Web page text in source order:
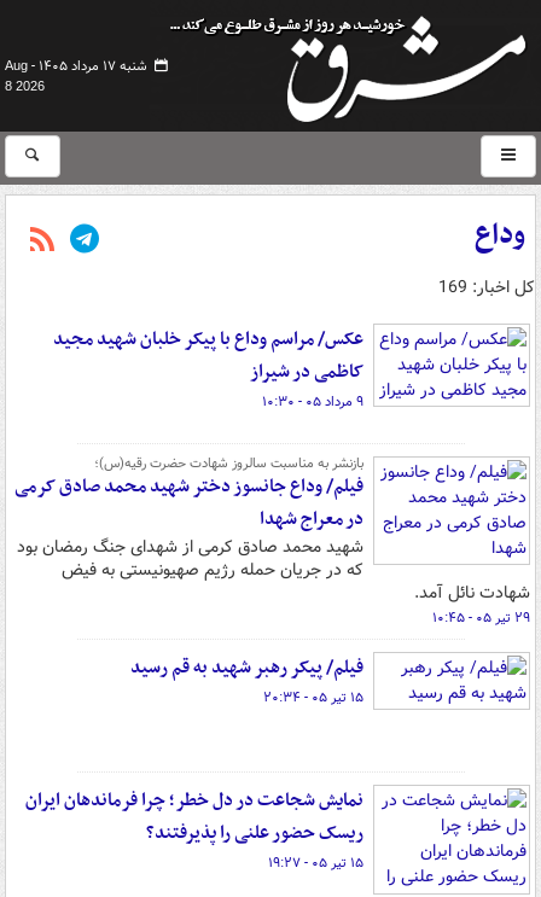
شنبه ۱۷ مرداد ۱۴۰۵ -
Aug
8 2026
وداع
کل اخبار: 169
عکس/ مراسم وداع با پیکر خلبان شهید مجید
کاظمی در شیراز
۹ مرداد ۰۵ - ۱۰:۳۰
بازنشر به مناسبت سالروز شهادت حضرت رقیه(س)؛
فیلم/ وداع جانسوز دختر شهید محمد صادق کرمی
در معراج شهدا
شهید محمد صادق کرمی از شهدای جنگ رمضان بود
که در جریان حمله رژیم صهیونیستی به فیض
شهادت نائل آمد.
۲۹ تیر ۰۵ - ۱۰:۴۵
فیلم/ پیکر رهبر شهید به قم رسید
۱۵ تیر ۰۵ - ۲۰:۳۴
نمایش شجاعت در دل خطر؛ چرا فرماندهان ایران
ریسک حضور علنی را پذیرفتند؟
۱۵ تیر ۰۵ - ۱۹:۲۷